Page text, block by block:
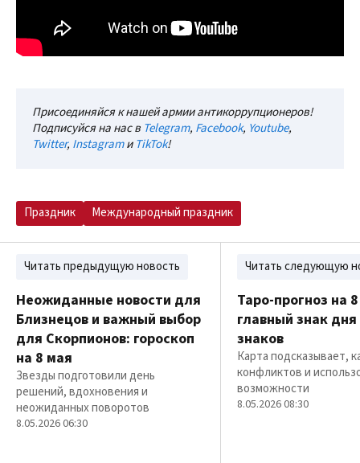
Присоединяйся к нашей армии антикоррупционеров!
Подписуйся на нас в Telegram, Facebook, Youtube,
Twitter, InstagramиTikTok!
Праздник Международный праздник
Читать предыдущую новость
Неожиданные новости для
Близнецов и важный выбор
для Скорпионов: гороскоп
на 8 мая
Звезды подготовили день
решений, вдохновения и
неожиданных поворотов
8.05.2026 06:30
Читать следующую
Таро-прогноз на
главный знак
знаков
Карта подсказывает,
конфликтов и
возможности
8.05.2026 08:30